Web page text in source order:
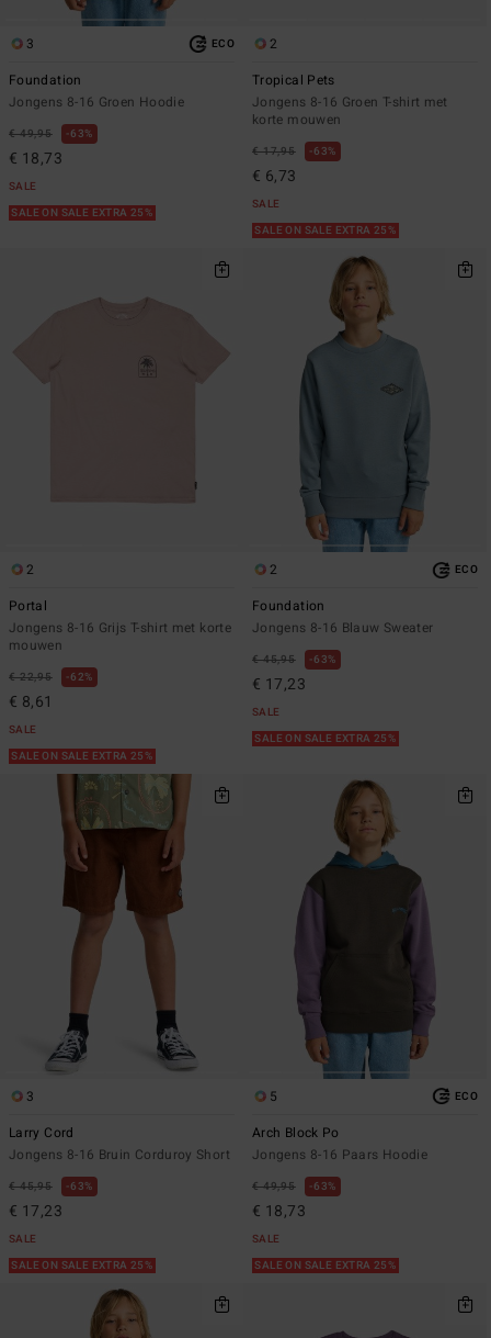
3 ECO
Foundation
Jongens 8-16 Groen Hoodie
€ 49,95 63%
€ 18,73
SALE
SALE ON SALE EXTRA 25%
2
Tropical Pets
Jongens 8-16 Groen T-shirt met
korte mouwen
€ 17,95 63%
€ 6,73
SALE
SALE ON SALE EXTRA 25%
2
Portal
Jongens 8-16 Grijs T-shirt met korte
mouwen
€ 22,95 62%
€ 8,61
SALE
SALE ON SALE EXTRA 25%
2 ECO
Foundation
Jongens 8-16 Blauw Sweater
€ 45,95 63%
€ 17,23
SALE
SALE ON SALE EXTRA 25%
3
Larry Cord
Jongens 8-16 Bruin Corduroy Short
€ 45,95 63%
€ 17,23
SALE
SALE ON SALE EXTRA 25%
5 ECO
Arch Block Po
Jongens 8-16 Paars Hoodie
€ 49,95 63%
€ 18,73
SALE
SALE ON SALE EXTRA 25%